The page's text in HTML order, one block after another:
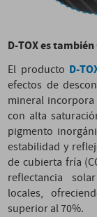
D-TOX es también
El producto D-
efectos de
mineral
con alta
pigmento
estabilidad y
de cubierta fría
reflectancia
locales,
superior al 70%.